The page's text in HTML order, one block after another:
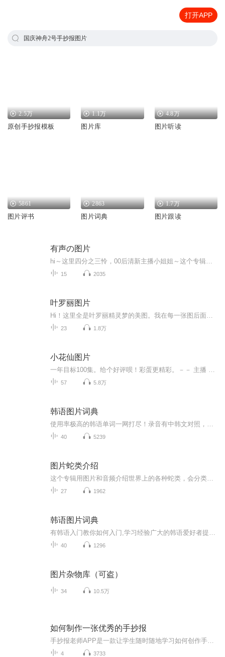
打开APP
国庆神舟2号手抄报图片
2.5万
原创手抄报模板
1.1万
图片库
4.8万
图片听读
5861
图片评书
2863
图片词典
1.7万
图片跟读
有声の图片
15 2035
叶罗丽图片
23 1.8万
小花仙图片
57 5.8万
韩语图片词典
40 5239
图片蛇类介绍
27 1962
韩语图片词典
40 1296
图片杂物库（可盗）
34 10.5万
如何制作一张优秀的手抄报
4 3733